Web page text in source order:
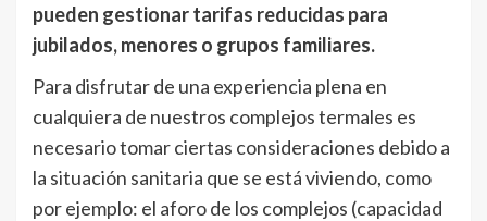
pueden gestionar tarifas reducidas para
jubilados, menores o grupos familiares.
Para disfrutar de una experiencia plena en
cualquiera de nuestros complejos termales es
necesario tomar ciertas consideraciones debido a
la situación sanitaria que se está viviendo, como
por ejemplo: el aforo de los complejos (capacidad